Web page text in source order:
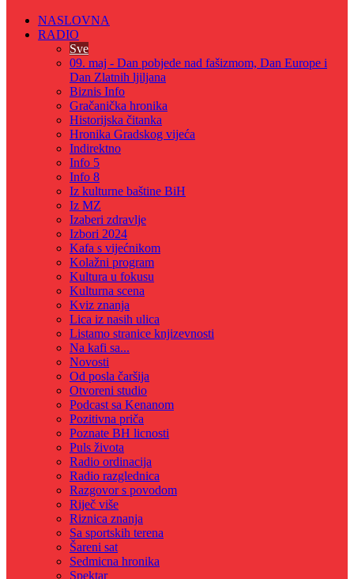
NASLOVNA
RADIO
Sve
09. maj - Dan pobjede nad fašizmom, Dan Europe i
Dan Zlatnih ljiljana
Biznis Info
Gračanička hronika
Historijska čitanka
Hronika Gradskog vijeća
Indirektno
Info 5
Info 8
Iz kulturne baštine BiH
Iz MZ
Izaberi zdravlje
Izbori 2024
Kafa s vijećnikom
Kolažni program
Kultura u fokusu
Kulturna scena
Kviz znanja
Lica iz nasih ulica
Listamo stranice knjizevnosti
Na kafi sa...
Novosti
Od posla čaršija
Otvoreni studio
Podcast sa Kenanom
Pozitivna priča
Poznate BH licnosti
Puls života
Radio ordinacija
Radio razglednica
Razgovor s povodom
Riječ više
Riznica znanja
Sa sportskih terena
Šareni sat
Sedmicna hronika
Spektar